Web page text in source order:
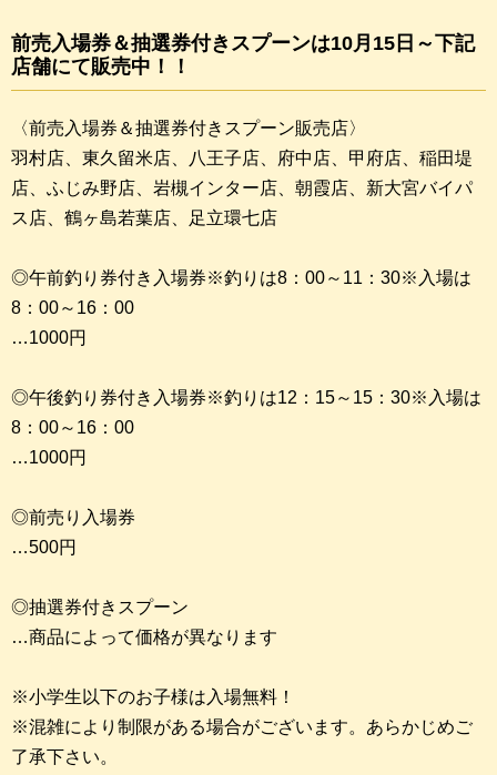
前売入場券＆抽選券付きスプーンは10月15日～下記
店舗にて販売中！！
〈前売入場券＆抽選券付きスプーン販売店〉
羽村店、東久留米店、八王子店、府中店、甲府店、稲田堤
店、ふじみ野店、岩槻インター店、朝霞店、新大宮バイパ
ス店、鶴ヶ島若葉店、足立環七店
◎午前釣り券付き入場券※釣りは8：00～11：30※入場は
8：00～16：00
…1000円
◎午後釣り券付き入場券※釣りは12：15～15：30※入場は
8：00～16：00
…1000円
◎前売り入場券
…500円
◎抽選券付きスプーン
…商品によって価格が異なります
※小学生以下のお子様は入場無料！
※混雑により制限がある場合がございます。あらかじめご
了承下さい。